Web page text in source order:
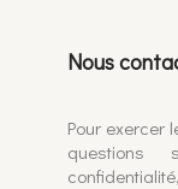
Nous
Pour exercer